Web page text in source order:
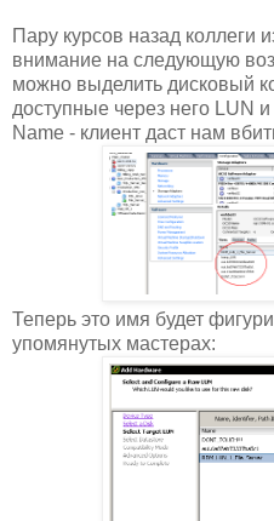
Пару курсов назад коллеги
внимание на следующую
можно выделить дисковый
доступные через него LUN
Name - клиент даст нам
Теперь это имя будет
упомянутых мастерах: